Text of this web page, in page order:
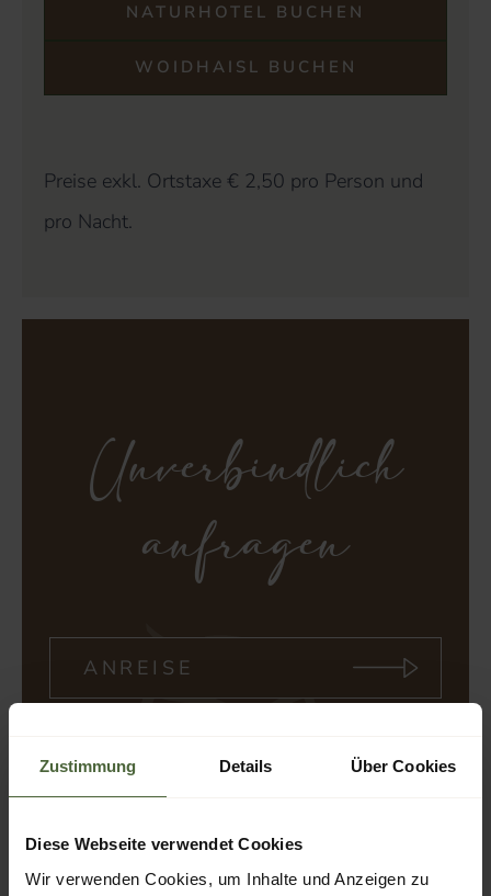
Zustimmung Details Über Cookies
Diese Webseite verwendet Cookies
Wir verwenden Cookies, um Inhalte und Anzeigen zu
NATURHOTEL BUCHEN
WOIDHAISL BUCHEN
Preise exkl. Ortstaxe € 2,50 pro Person und
pro Nacht.
Unverbindlich
anfragen
ANFRAGEN